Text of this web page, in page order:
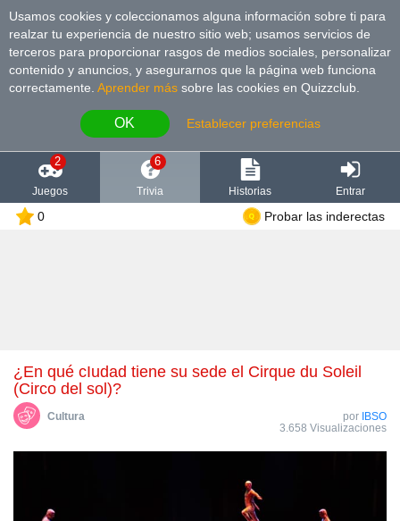
Usamos cookies y coleccionamos alguna información sobre ti para
realzar tu experiencia de nuestro sitio web; usamos servicios de
terceros para proporcionar rasgos de medios sociales, personalizar
contenido y anuncios, y asegurarnos que la página web funciona
correctamente. Aprender más sobre las cookies en Quizzclub.
OK Establecer preferencias
2
Juegos
6
Trivia Historias Entrar
0 Probar las inderectas
¿En qué cIudad tiene su sede el Cirque du Soleil
(Circo del sol)?
Cultura por IBSO
3.658 Visualizaciones